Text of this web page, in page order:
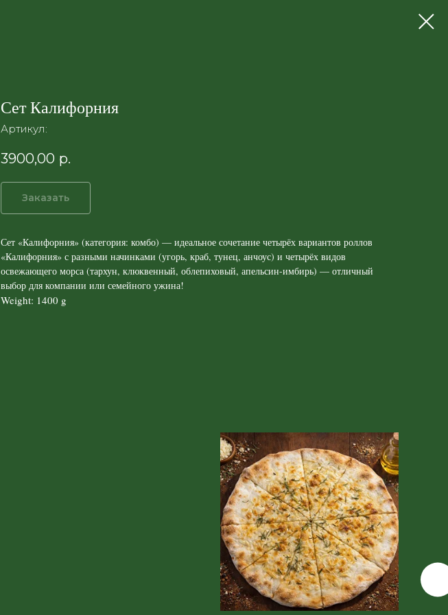
Сет Калифорния
Артикул:
3900,00 р.
Заказать
Сет «Калифорния» (категория: комбо) — идеальное сочетание четырёх вариантов роллов
«Калифорния» с разными начинками (угорь, краб, тунец, анчоус) и четырёх видов
освежающего морса (тархун, клюквенный, облепиховый, апельсин-имбирь) — отличный
выбор для компании или семейного ужина!
Weight: 1400 g